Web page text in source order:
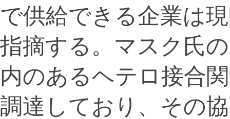
で供給できる企業は
指摘する。マスク氏
内のあるヘテロ接合
調達しており、その